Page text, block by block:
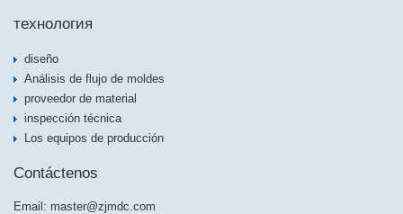
технология
diseño
Análisis de flujo de moldes
proveedor de material
inspección técnica
Los equipos de producción
Contáctenos
Email: master@zjmdc.com